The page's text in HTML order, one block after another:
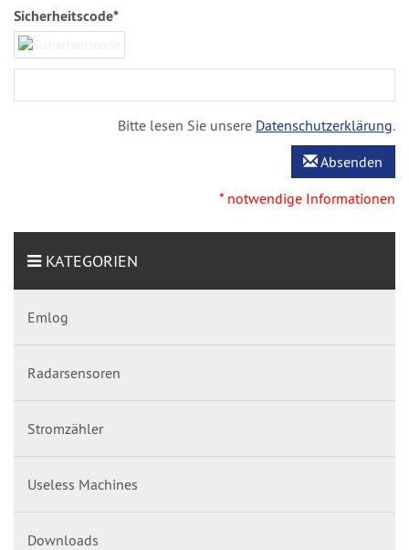
Sicherheitscode*
Bitte lesen Sie unsere Datenschutzerklärung.
Absenden
* notwendige Informationen
KATEGORIEN
Emlog
Radarsensoren
Stromzähler
Useless Machines
Downloads